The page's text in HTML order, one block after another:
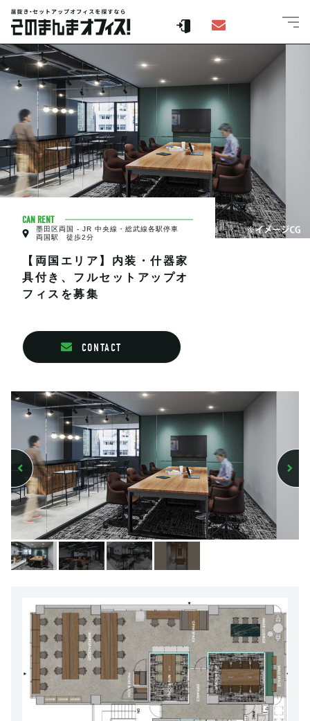
CAN RENT
墨田区両国 - JR 中央線・総武線各駅停車
両国駅 徒歩2分
【両国エリア】内装・什器家
具付き、フルセットアップオ
フィスを募集
CONTACT